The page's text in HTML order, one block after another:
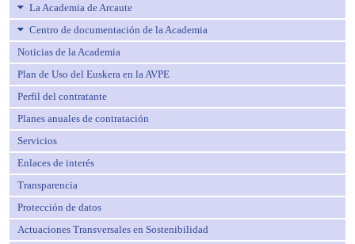
La Academia de Arcaute
Centro de documentación de la Academia
Noticias de la Academia
Plan de Uso del Euskera en la AVPE
Perfil del contratante
Planes anuales de contratación
Servicios
Enlaces de interés
Transparencia
Protección de datos
Actuaciones Transversales en Sostenibilidad